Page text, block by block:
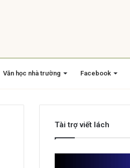
Văn học nhà trường Facebook
Tài trợ viết lách